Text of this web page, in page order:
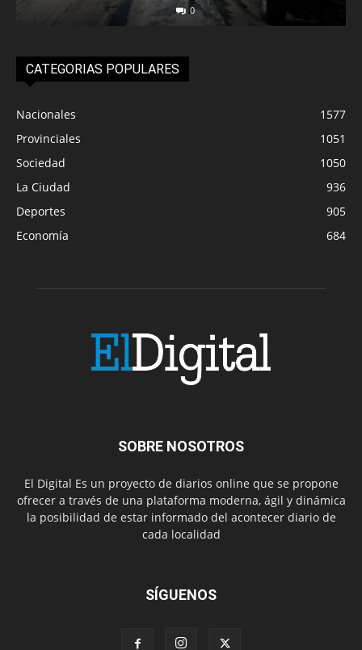
0
CATEGORIAS POPULARES
Nacionales
1577
Provinciales
1051
Sociedad
1050
La Ciudad
936
Deportes
905
Economía
684
SOBRE NOSOTROS
El Digital Es un proyecto de diarios online que se propone
ofrecer a través de una plataforma moderna, ágil y dinámica
la posibilidad de estar informado del acontecer diario de
cada localidad
SÍGUENOS